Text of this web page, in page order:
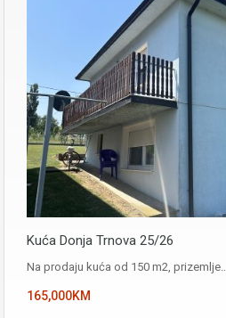
Kuća Donja Trnova 25/26
Na prodaju kuća od 150 m2, prizemlje…
165,000KM